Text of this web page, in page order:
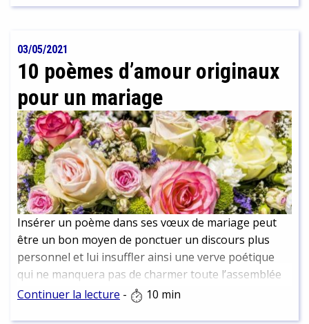
03/05/2021
10 poèmes d’amour originaux
pour un mariage
Insérer un poème dans ses vœux de mariage peut
être un bon moyen de ponctuer un discours plus
personnel et lui insuffler ainsi une verve poétique
qui ne manquera pas de charmer toute l’assemblée
réunie à l’occasion de la cérémonie.
Continuer la lecture - 10 min